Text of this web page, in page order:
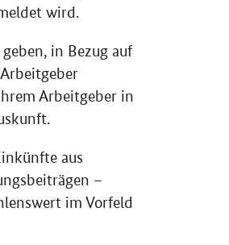
wird.
in Bezug auf
Arbeitgeber in
aus
–
im Vorfeld